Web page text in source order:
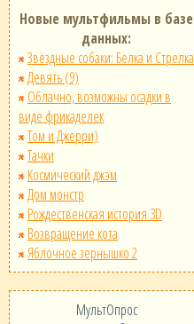
Новые мультфильмы в базе
данных:
Звёздные собаки: Белка и Стрелка
Девять (9)
Облачно, возможны осадки в
виде фрикаделек
Том и Джерри)
Тачки
Космический джэм
Дом монстр
Рождественская история 3D
Возвращение кота
Яблочное зернышко 2
МультОпрос